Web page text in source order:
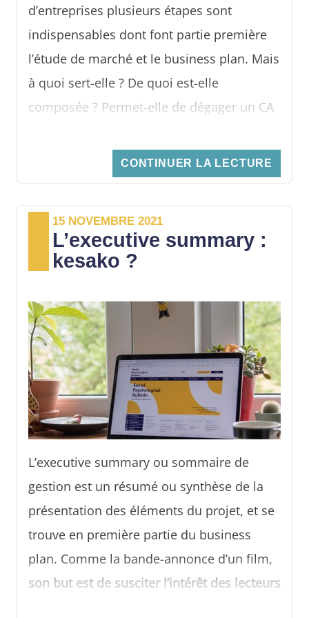
de votre entreprise. Cela mettra aussi en
exergue les opportunités à saisir. Alors, de
quoi s’agit-il exactement ? Quel est l’intérêt
principal de cet outil de pilotage ? Et
comment le construire ? Éléments de
d’entreprises plusieurs étapes sont
indispensables dont font partie première
l’étude de marché et le business plan. Mais
à quoi sert-elle ? De quoi est-elle
composée ? Permet-elle de dégager un CA
CONTINUER LA LECTURE
15 NOVEMBRE 2021
L’executive summary :
kesako ?
L’executive summary ou sommaire de
gestion est un résumé ou synthèse de la
présentation des éléments du projet, et se
trouve en première partie du business
plan. Comme la bande-annonce d’un film,
son but est de susciter l’intérêt des lecteurs